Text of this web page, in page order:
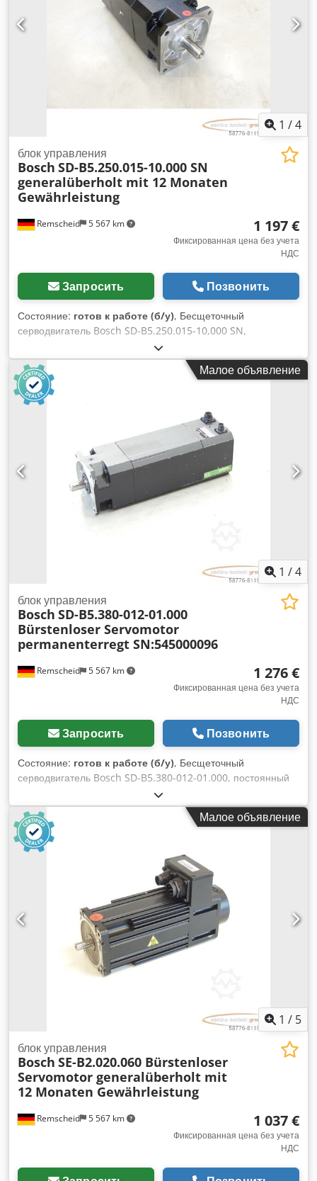
отдельно! Cedpfji D E U Usx Ah Dsrf
1 /4
Remscheid 5 567 km
блок управления
Bosch SD-B5.250.015-10.000 SN
generalüberholt mit 12 Monaten
Gewährleistung
1 197 €
Фиксированная цена без учета
НДС
Запросить Позвонить
Состояние: готов к работе (б/у), Бесщеточный
серводвигатель Bosch SD-B5.250.015-10,000 SN,
профессионально полностью отремонтирован и
протестирован с 12-месячной гарантией, 100%
работоспособен, комплект поставки соответствует
фотографиям. Согласованные скидки на продажу не
распространяются на этот товар. Цену уточняйте отдельно!
Малое объявление
1 /4
Remscheid 5 567 km
блок управления
Bosch SD-B5.380-012-01.000
Bürstenloser Servomotor
permanenterregt SN:545000096
1 276 €
Фиксированная цена без учета
НДС
Запросить Позвонить
Состояние: готов к работе (б/у), Бесщеточный
серводвигатель Bosch SD-B5.380-012-01.000, постоянный
магнит, серийный номер: 545000096, б/у, нормальные
следы износа, 100% работоспособность, комплект поставки
соответствует фотографиям, ВНИМАНИЕ: Пожалуйста,
запрашивайте отдельно информацию о стоимости упаковки
и доставки! ВНИМАНИЕ: Стоимость упаковки и
транспортировки уточняйте отдельно! Credpei D Hbhsfx Ah
Малое объявление
1 / 5
Remscheid 5 567 km
блок управления
Bosch SE-B2.020.060 Bürstenloser
Servomotor generalüberholt mit
12 Monaten Gewährleistung
1 037 €
Фиксированная цена без учета
НДС